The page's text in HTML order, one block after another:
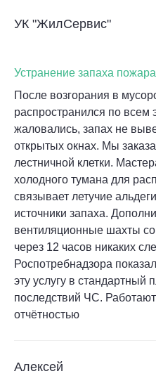
УК "ЖилСервис"
Устранение запаха пожара
После возгорания в
распространился по
жаловались, запах не
открытых окнах. Мы
лестничной клетки.
холодного тумана для
связывает летучие
источники запаха.
вентиляционные шахты
через 12 часов никаких
Роспотребнадзора
эту услугу в стандартный
последствий ЧС.
отчётностью
Алексей